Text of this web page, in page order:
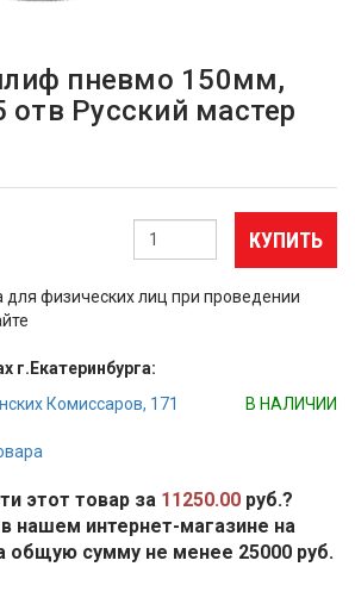
пневмо 150мм,
Русский мастер
КУПИТЬ
для физических лиц при проведении
г.Екатеринбурга:
Комиссаров, 171
В НАЛИЧИИ
этот товар за 11250.00 руб.?
нашем интернет-магазине на
общую сумму не менее 25000 руб.